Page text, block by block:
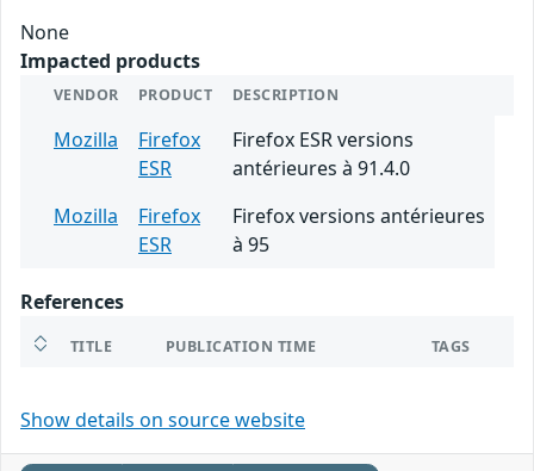
None
Impacted products
VENDOR PRODUCT DESCRIPTION
Mozilla
Firefox
ESR
Firefox ESR versions
antérieures à 91.4.0
Mozilla
Firefox
ESR
Firefox versions antérieures
à 95
References
TITLE PUBLICATION TIME TAGS
Show details on source website